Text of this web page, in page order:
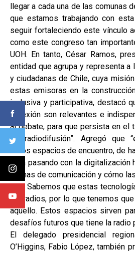
llegar a cada una de las comunas
que estamos trabajando con
seguir fortaleciendo este vínculo
como este congreso tan
UOH. En tanto, César Ramos,
entidad que agrupa y representa a
y ciudadanas de Chile, cuya
estas emisoras en la
inclusiva y participativa, destacó
reflexión son relevantes e
al debate, para que persista en el
de radiodifusión”. Agregó que
estos espacios de encuentro, de
está pasando con la digitalización
formas de comunicación y cómo
eso. Sabemos que estas
las radios, por lo que tenemos
aquello. Estos espacios sirven
desafíos futuros que tiene la radio
El delegado presidencial
O’Higgins, Fabio López, también